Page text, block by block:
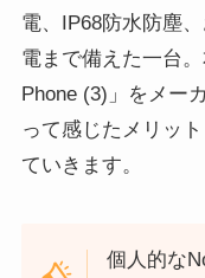
電、IP68防水防塵
電まで備えた一台
Phone (3)」をメー
って感じたメリッ
ていきます。
個人的な